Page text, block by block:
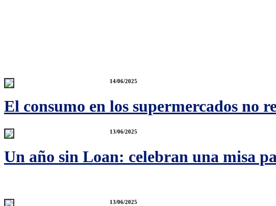
14/06/2025
El consumo en los supermercados no
13/06/2025
Un año sin Loan: celebran una misa
13/06/2025